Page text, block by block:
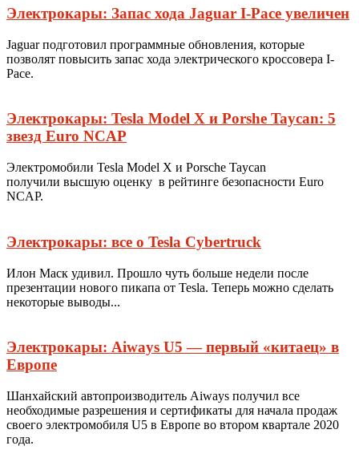
Электрокары: Запас хода Jaguar I-Pace увеличен
Jaguar подготовил программные обновления, которые
позволят повысить запас хода электрического кроссовера I-
Pace.
Электрокары: Tesla Model X и Porshe Taycan: 5
звезд Euro NCAP
Электромобили Tesla Model X и Porsche Taycan
получили высшую оценку в рейтинге безопасности Euro
NCAP.
Электрокары: все о Tesla Cybertruck
Илон Маск удивил. Прошло чуть больше недели после
презентации нового пикапа от Tesla. Теперь можно сделать
некоторые выводы...
Электрокары: Aiways U5 — первый «китаец» в
Европе
Шанхайский автопроизводитель Aiways получил все
необходимые разрешения и сертификаты для начала продаж
своего электромобиля U5 в Европе во втором квартале 2020
года.